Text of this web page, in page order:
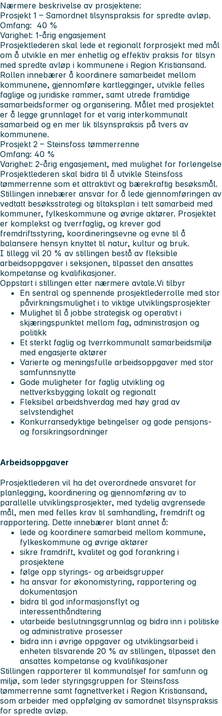
Nærmere beskrivelse av prosjektene:
Prosjekt 1 – Samordnet tilsynspraksis for spredte avløp.
Omfang: 40 %
Varighet: 1-årig engasjement
Prosjektlederen skal lede et regionalt forprosjekt med mål
om å utvikle en mer enhetlig og effektiv praksis for tilsyn
med spredte avløp i kommunene i Region Kristiansand.
Rollen innebærer å koordinere samarbeidet mellom
kommunene, gjennomføre kartlegginger, utvikle felles
faglige og juridiske rammer, samt utrede framtidige
samarbeidsformer og organisering. Målet med prosjektet
er å legge grunnlaget for et varig interkommunalt
samarbeid og en mer lik tilsynspraksis på tvers av
kommunene.
Prosjekt 2 – Steinsfoss tømmerrenne
Omfang: 40 %
Varighet: 2-årig engasjement, med mulighet for forlengelse
Prosjektlederen skal bidra til å utvikle Steinsfoss
tømmerrenne som et attraktivt og bærekraftig besøksmål.
Stillingen innebærer ansvar for å lede gjennomføringen av
vedtatt besøksstrategi og tiltaksplan i tett samarbeid med
kommuner, fylkeskommune og øvrige aktører. Prosjektet
er komplekst og tverrfaglig, og krever god
fremdriftsstyring, koordineringsevne og evne til å
balansere hensyn knyttet til natur, kultur og bruk.
I tillegg vil 20 % av stillingen bestå av fleksible
arbeidsoppgaver i seksjonen, tilpasset den ansattes
kompetanse og kvalifikasjoner.
Oppstart i stillingen etter nærmere avtale.Vi tilbyr
En sentral og spennende prosjektlederrolle med stor
påvirkningsmulighet i to viktige utviklingsprosjekter
Mulighet til å jobbe strategisk og operativt i
skjæringspunktet mellom fag, administrasjon og
politikk
Et sterkt faglig og tverrkommunalt samarbeidsmiljø
med engasjerte aktører
Varierte og meningsfulle arbeidsoppgaver med stor
samfunnsnytte
Gode muligheter for faglig utvikling og
nettverksbygging lokalt og regionalt
Fleksibel arbeidshverdag med høy grad av
selvstendighet
Konkurransedyktige betingelser og gode pensjons-
og forsikringsordninger
Arbeidsoppgaver
Prosjektlederen vil ha det overordnede ansvaret for
planlegging, koordinering og gjennomføring av to
parallelle utviklingsprosjekter, med tydelig avgrensede
mål, men med felles krav til samhandling, fremdrift og
rapportering. Dette innebærer blant annet å:
lede og koordinere samarbeid mellom kommune,
fylkeskommune og øvrige aktører
sikre framdrift, kvalitet og god forankring i
prosjektene
følge opp styrings- og arbeidsgrupper
ha ansvar for økonomistyring, rapportering og
dokumentasjon
bidra til god informasjonsflyt og
interessenthåndtering
utarbeide beslutningsgrunnlag og bidra inn i politiske
og administrative prosesser
bidra inn i øvrige oppgaver og utviklingsarbeid i
enheten tilsvarende 20 % av stillingen, tilpasset den
ansattes kompetanse og kvalifikasjoner
Stillingen rapporterer til kommunalsjef for samfunn og
miljø, som leder styringsgruppen for Steinsfoss
tømmerrenne samt fagnettverket i Region Kristiansand,
som arbeider med oppfølging av samordnet tilsynspraksis
for spredte avløp.